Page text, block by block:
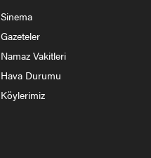
Sinema
Gazeteler
Namaz Vakitleri
Hava Durumu
Köylerimiz